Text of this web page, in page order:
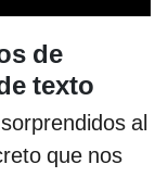
de
texto
al
que nos